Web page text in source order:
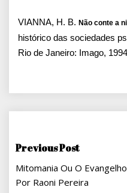
VIANNA, H. B. Não conte a
histórico das sociedades
Rio de Janeiro: Imago,
Navegação
De
Previous Post
Mitomania Ou O
Por Raoni Pereira